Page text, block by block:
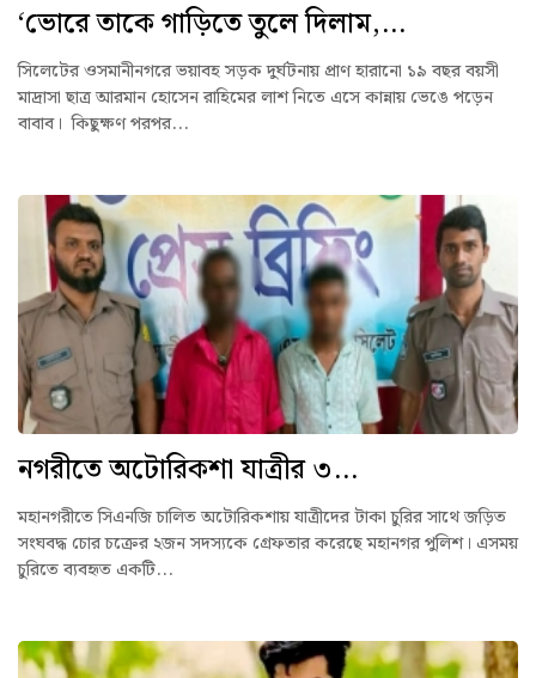
‘ভোরে তাকে গাড়িতে তুলে দিলাম,...
সিলেটের ওসমানীনগরে ভয়াবহ সড়ক দুর্ঘটনায় প্রাণ হারানো ১৯ বছর বয়সী
মাদ্রাসা ছাত্র আরমান হোসেন রাহিমের লাশ নিতে এসে কান্নায় ভেঙে পড়েন
বাবাব। কিছুক্ষণ পরপর...
নগরীতে অটোরিকশা যাত্রীর ৩...
মহানগরীতে সিএনজি চালিত অটোরিকশায় যাত্রীদের টাকা চুরির সাথে জড়িত
সংঘবদ্ধ চোর চক্রের ২জন সদস্যকে গ্রেফতার করেছে মহানগর পুলিশ। এসময়
চুরিতে ব্যবহৃত একটি...